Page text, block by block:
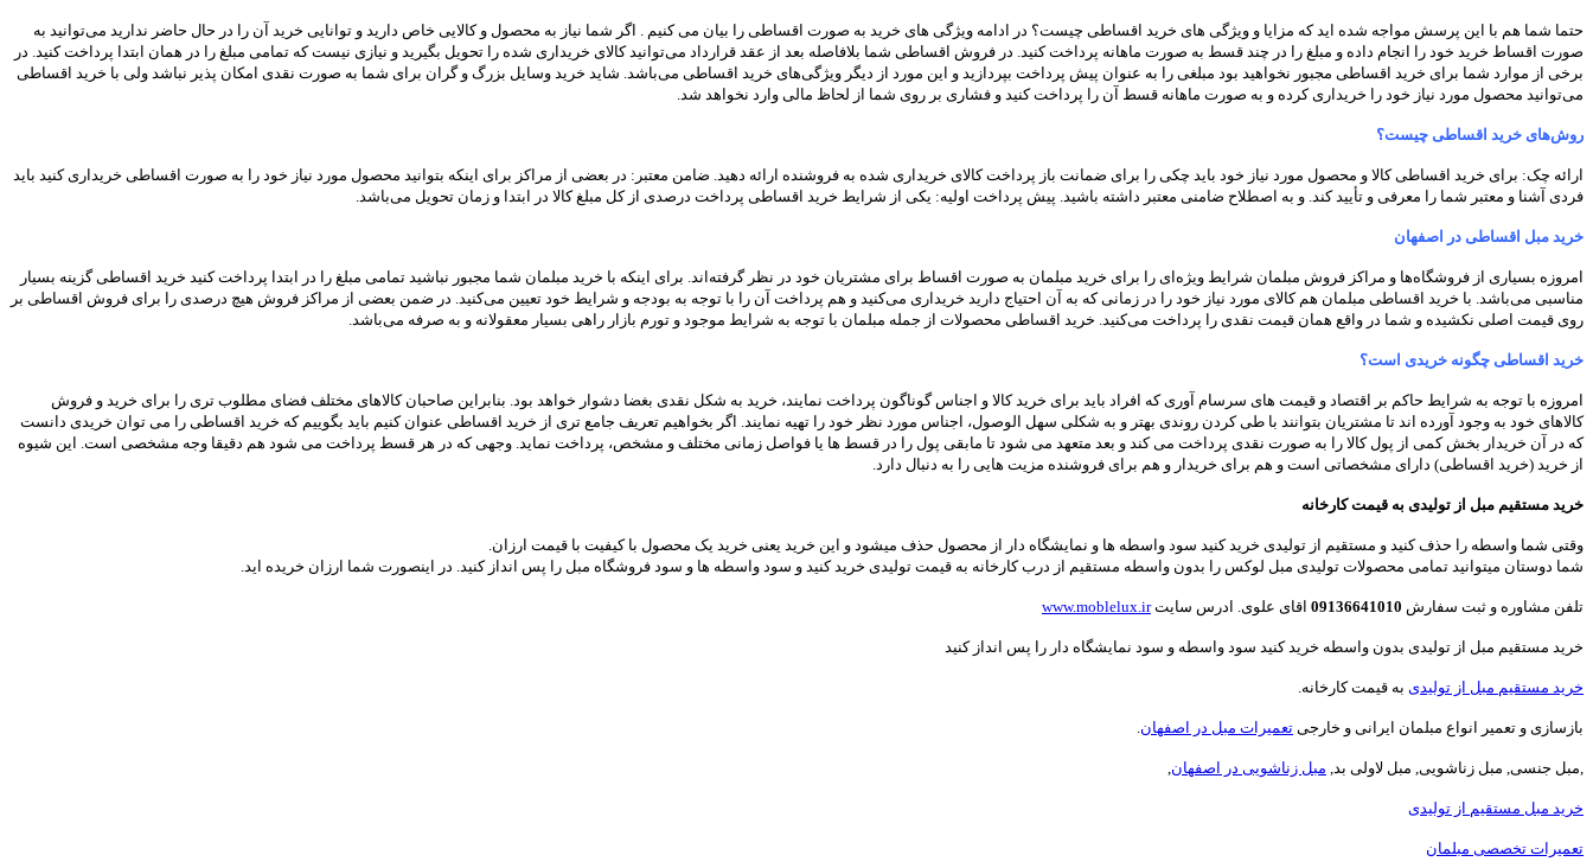
حتما شما هم با این پرسش مواجه شده اید که مزایا و ویژگی های خرید اقساطی چیست؟ در ادامه ویژگی های خرید به صورت اقساطی را بیان می کنیم . اگر شما نیاز به محصول و کالایی خاص دارید و توانایی خرید آن را در حال حاضر ندارید می‌توانید به
صورت اقساط خرید خود را انجام داده و مبلغ را در چند قسط به صورت ماهانه پرداخت کنید. در فروش اقساطی شما بلافاصله بعد از عقد قرارداد می‌توانید کالای خریداری شده را تحویل بگیرید و نیازی نیست که تمامی مبلغ را در همان ابتدا پرداخت کنید. در
برخی از موارد شما برای خرید اقساطی مجبور نخواهید بود مبلغی را به عنوان پیش پرداخت بپردازید و این مورد از دیگر ویژگی‌های خرید اقساطی می‌باشد. شاید خرید وسایل بزرگ و گران برای شما به صورت نقدی امکان پذیر نباشد ولی با خرید اقساطی
می‌توانید محصول مورد نیاز خود را خریداری کرده و به صورت ماهانه قسط آن را پرداخت کنید و فشاری بر روی شما از لحاظ مالی وارد نخواهد شد.
روش‌های خرید اقساطی چیست؟
ارائه چک: برای خرید اقساطی کالا و محصول مورد نیاز خود باید چکی را برای ضمانت باز پرداخت کالای خریداری شده به فروشنده ارائه دهید. ضامن معتبر: در بعضی از مراکز برای اینکه بتوانید محصول مورد نیاز خود را به صورت اقساطی خریداری کنید باید
فردی آشنا و معتبر شما را معرفی و تأیید کند. و به اصطلاح ضامنی معتبر داشته باشید. پیش پرداخت اولیه: یکی از شرایط خرید اقساطی پرداخت درصدی از کل مبلغ کالا در ابتدا و زمان تحویل می‌باشد.
خرید مبل اقساطی در اصفهان
امروزه بسیاری از فروشگاه‌ها و مراکز فروش مبلمان شرایط ویژه‌ای را برای خرید مبلمان به صورت اقساط برای مشتریان خود در نظر گرفته‌اند. برای اینکه با خرید مبلمان شما مجبور نباشید تمامی مبلغ را در ابتدا پرداخت کنید خرید اقساطی گزینه بسیار
مناسبی می‌باشد. با خرید اقساطی مبلمان هم کالای مورد نیاز خود را در زمانی که به آن احتیاج دارید خریداری می‌کنید و هم پرداخت آن را با توجه به بودجه و شرایط خود تعیین می‌کنید. در ضمن بعضی از مراکز فروش هیچ درصدی را برای فروش اقساطی بر
روی قیمت اصلی نکشیده و شما در واقع همان قیمت نقدی را پرداخت می‌کنید. خرید اقساطی محصولات از جمله مبلمان با توجه به شرایط موجود و تورم بازار راهی بسیار معقولانه و به صرفه می‌باشد.
خرید اقساطی چگونه خریدی است؟
امروزه با توجه به شرایط حاکم بر اقتصاد و قیمت های سرسام آوری که افراد باید برای خرید کالا و اجناس گوناگون پرداخت نمایند، خرید به شکل نقدی بغضا دشوار خواهد بود. بنابراین صاحبان کالاهای مختلف فضای مطلوب تری را برای خرید و فروش
کالاهای خود به وجود آورده اند تا مشتریان بتوانند با طی کردن روندی بهتر و به شکلی سهل الوصول، اجناس مورد نظر خود را تهیه نمایند. اگر بخواهیم تعریف جامع تری از خرید اقساطی عنوان کنیم باید بگوییم که خرید اقساطی را می توان خریدی دانست
که در آن خریدار بخش کمی از پول کالا را به صورت نقدی پرداخت می کند و بعد متعهد می شود تا مابقی پول را در قسط ها یا فواصل زمانی مختلف و مشخص، پرداخت نماید. وجهی که در هر قسط پرداخت می شود هم دقیقا وجه مشخصی است. این شیوه
از خرید (خرید اقساطی) دارای مشخصاتی است و هم برای خریدار و هم برای فروشنده مزیت هایی را به دنبال دارد.
خرید مستقیم مبل از تولیدی به قیمت کارخانه
وقتی شما واسطه را حذف کنید و مستقیم از تولیدی خرید کنید سود واسطه ها و نمایشگاه دار از محصول حذف میشود و این خرید یعنی خرید یک محصول با کیفیت با قیمت ارزان.
شما دوستان میتوانید تمامی محصولات تولیدی مبل لوکس را بدون واسطه مستقیم از درب کارخانه به قیمت تولیدی خرید کنید و سود واسطه ها و سود فروشگاه مبل را پس انداز کنید. در اینصورت شما ارزان خریده اید.
تلفن مشاوره و ثبت سفارش 09136641010 اقای علوی. ادرس سایتwww.moblelux.ir
خرید مستقیم مبل از تولیدی بدون واسطه خرید کنید سود واسطه و سود نمایشگاه دار را پس انداز کنید
خرید مستقیم مبل از تولیدی به قیمت کارخانه.
بازسازی و تعمیر انواع مبلمان ایرانی و خارجی تعمیرات مبل در اصفهان
,مبل جنسی, مبل زناشویی, مبل لاولی بد, مبل زناشویی در اصفهان
خرید مبل مستقیم از تولیدی
تعمیرات تخصصی مبلمان